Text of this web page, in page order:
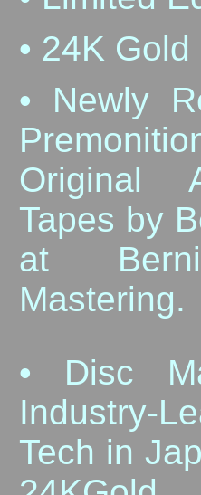
• 24K Gold
• Newly
Original
Tapes by
at
Mastering.
• Disc
Industry-
Tech in